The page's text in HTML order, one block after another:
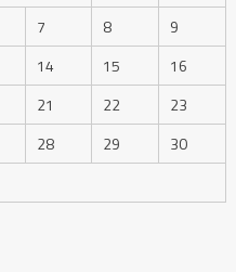
7 8
9
14 15
16
21 22
23
28 29
30